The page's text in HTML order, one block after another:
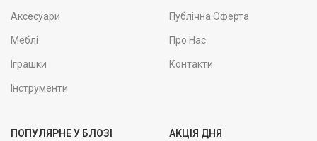
Аксесуари
Меблі
Іграшки
Інструменти
Публічна Оферта
Про Нас
Контакти
ПОПУЛЯРНЕ У БЛОЗІ АКЦІЯ ДНЯ